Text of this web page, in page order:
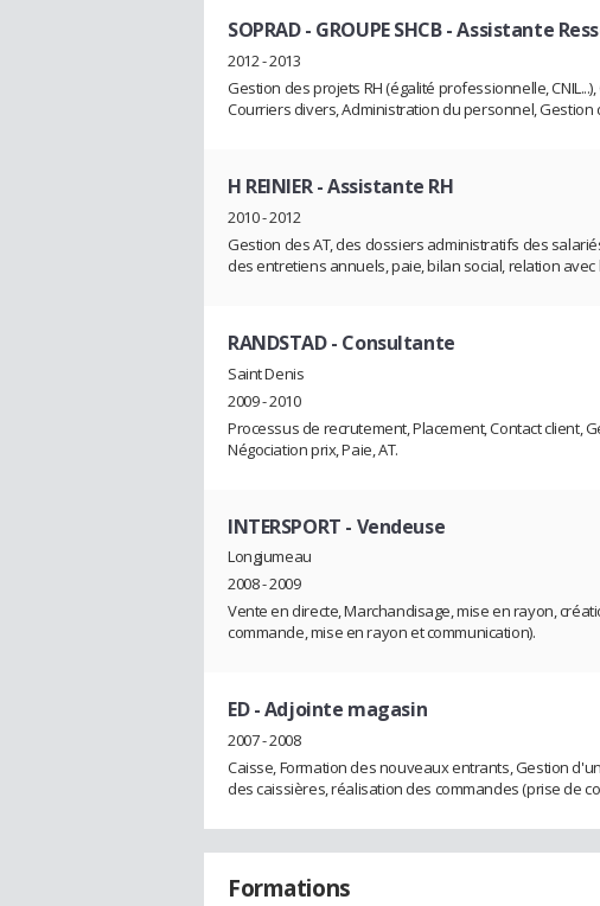
SOPRAD - GROUPE SHCB- Assistante
2012 - 2013
Gestion des projets RH (égalité professionnelle,
Courriers divers, Administration du personnel, Gestion
H REINIER- Assistante RH
2010 - 2012
Gestion des AT, des dossiers administratifs des
des entretiens annuels, paie, bilan social, relation
RANDSTAD- Consultante
Saint Denis
2009 - 2010
Processus de recrutement, Placement, Contact client,
Négociation prix, Paie, AT.
INTERSPORT - Vendeuse
Longjumeau
2008 - 2009
Vente en directe, Marchandisage, mise en rayon,
commande, mise en rayon et communication).
ED- Adjointe magasin
2007 - 2008
Caisse, Formation des nouveaux entrants, Gestion
des caissières, réalisation des commandes (prise de
Formations